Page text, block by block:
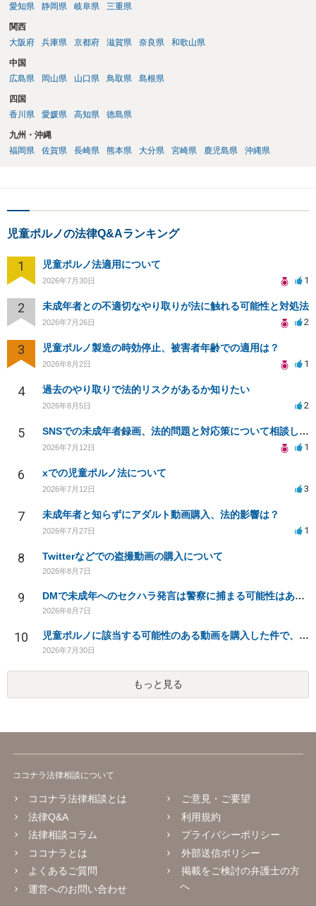
愛知県
静岡県 岐阜県 三重県
関西
大阪府
兵庫県 京都府 滋賀県 奈良県 和歌山県
中国
広島県
岡山県 山口県 鳥取県 島根県
四国
香川県
愛媛県 高知県 徳島県
九州・沖縄
福岡県
佐賀県 長崎県 熊本県 大分県 宮崎県 鹿児島県 沖縄県
児童ポルノの法律Q&Aランキング
1 児童ポルノ法適用について
2026年7月30日 1
2 未成年者との不適切なやり取りが法に触れる可能性と対処法
2026年7月26日 2
3 児童ポルノ製造の時効停止、被害者年齢での適用は？
2026年8月2日 1
4 過去のやり取りで法的リスクがあるか知りたい
2026年8月5日 2
5 SNSでの未成年者録画、法的問題と対応策について相談したい
2026年7月12日 1
6 xでの児童ポルノ法について
2026年7月12日 3
7 未成年者と知らずにアダルト動画購入、法的影響は？
2026年7月27日 1
8 Twitterなどでの盗撮動画の購入について
2026年8月7日
9 DMで未成年へのセクハラ発言は警察に捕まる可能性はありますか
2026年8月7日
10 児童ポルノに該当する可能性のある動画を購入した件で、家族や職場に知られたり、逮捕などあるのでしょうか
2026年7月30日
もっと見る
ココナラ法律相談について
ココナラ法律相談とは
法律Q&A
法律相談コラム
ココナラとは
よくあるご質問
運営へのお問い合わせ
ご意見・ご要望
利用規約
プライバシーポリシー
外部送信ポリシー
掲載をご検討の弁護士の方
へ